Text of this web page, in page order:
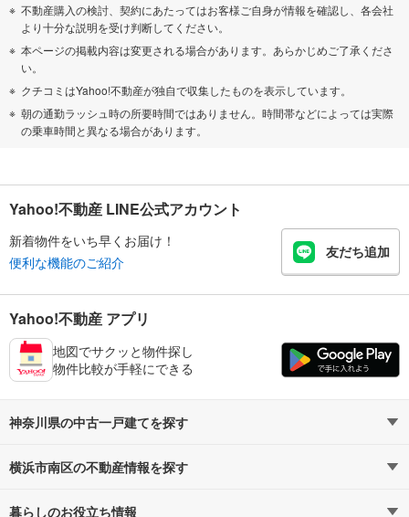
不動産購入の検討、契約にあたってはお客様ご自身が情報を確認し、各会社
より十分な説明を受け判断してください。
本ページの掲載内容は変更される場合があります。あらかじめご了承くださ
い。
クチコミはYahoo!不動産が独自で収集したものを表示しています。
朝の通勤ラッシュ時の所要時間ではありません。時間帯などによっては実際
の乗車時間と異なる場合があります。
Yahoo!不動産 LINE公式アカウント
新着物件をいち早くお届け！
便利な機能のご紹介
友だち追加
Yahoo!不動産 アプリ
地図でサクッと物件探し
物件比較が手軽にできる
神奈川県の中古一戸建てを探す
路線・駅から探す
横浜市南区の不動産情報を探す
暮らしのお役立ち情報